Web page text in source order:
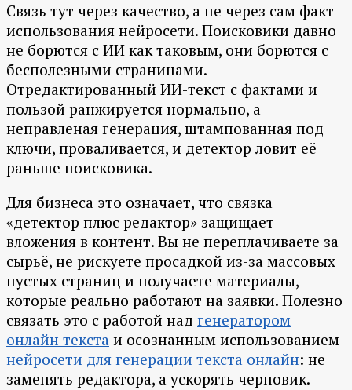
Связь тут через качество, а не через сам факт
использования нейросети. Поисковики давно
не борются с ИИ как таковым, они борются с
бесполезными страницами.
Отредактированный ИИ-текст с фактами и
пользой ранжируется нормально, а
неправленая генерация, штампованная под
ключи, проваливается, и детектор ловит её
раньше поисковика.
Для бизнеса это означает, что связка
«детектор плюс редактор» защищает
вложения в контент. Вы не переплачиваете за
сырьё, не рискуете просадкой из-за массовых
пустых страниц и получаете материалы,
которые реально работают на заявки. Полезно
связать это с работой над генератором
онлайн текста и осознанным использованием
нейросети для генерации текста онлайн: не
заменять редактора, а ускорять черновик.